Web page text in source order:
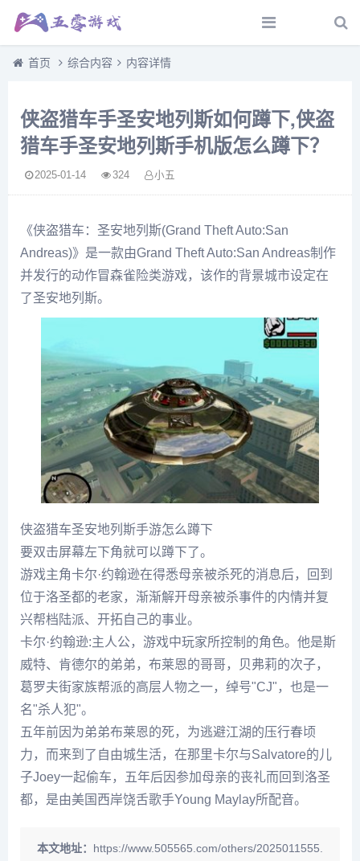
首页 综合内容 内容详情
侠盗猎车手圣安地列斯如何蹲下,侠盗
猎车手圣安地列斯手机版怎么蹲下？
2025-01-14 324 小五
《侠盗猎车：圣安地列斯(Grand Theft Auto:San
Andreas)》是一款由Grand Theft Auto:San Andreas制作
并发行的动作冒森雀险类游戏，该作的背景城市设定在
了圣安地列斯。
侠盗猎车圣安地列斯手游怎么蹲下
要双击屏幕左下角就可以蹲下了。
游戏主角卡尔·约翰逊在得悉母亲被杀死的消息后，回到
位于洛圣都的老家，渐渐解开母亲被杀事件的内情并复
兴帮档陆派、开拓自己的事业。
卡尔·约翰逊:主人公，游戏中玩家所控制的角色。他是斯
威特、肯德尔的弟弟，布莱恩的哥哥，贝弗莉的次子，
葛罗夫街家族帮派的高层人物之一，绰号"CJ"，也是一
名"杀人犯"。
五年前因为弟弟布莱恩的死，为逃避江湖的压行春顷
力，而来到了自由城生活，在那里卡尔与Salvatore的儿
子Joey一起偷车，五年后因参加母亲的丧礼而回到洛圣
都，是由美国西岸饶舌歌手Young Maylay所配音。
本文地址： https://www.505565.com/others/2025011555.